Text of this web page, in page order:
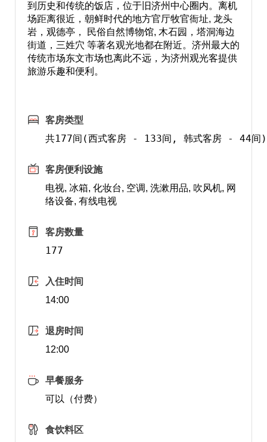
到历史和传统的饭店，位于旧济州中心圈内。离机
场距离很近，朝鲜时代的地方官厅牧官衙址, 龙头
岩，观德亭， 民俗自然博物馆, 木石园，塔洞海边
街道，三姓穴 等著名观光地都在附近。济州最大的
传统市场东文市场也离此不远，为济州观光客提供
旅游乐趣和便利。
客房类型
共177间(西式客房 - 133间, 韩式客房 - 44间)
客房便利设施
电视, 冰箱, 化妆台, 空调, 洗漱用品, 吹风机, 网
络设备, 有线电视
客房数量
177
入住时间
14:00
退房时间
12:00
早餐服务
可以（付费）
食饮料区